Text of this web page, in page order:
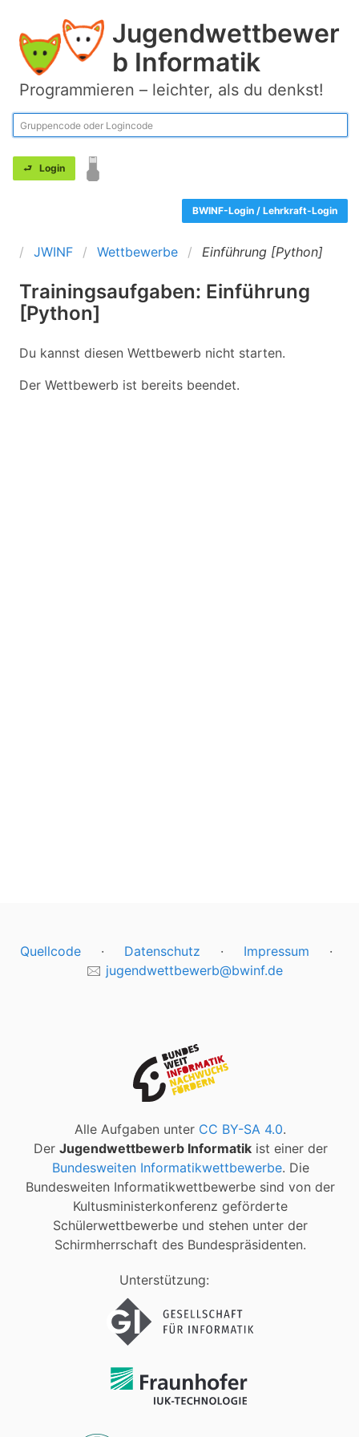
Jugendwettbewer
b Informatik
Programmieren – leichter, als du denkst!
BWINF-Login / Lehrkraft-Login
JWINF Wettbewerbe Einführung [Python]
Trainingsaufgaben: Einführung
[Python]
Du kannst diesen Wettbewerb nicht starten.
Der Wettbewerb ist bereits beendet.
Quellcode · Datenschutz · Impressum ·
🖂 jugendwettbewerb@bwinf.de
Alle Aufgaben unter CC BY-SA 4.0.
Der Jugendwettbewerb Informatikist einer der
Bundesweiten Informatikwettbewerbe. Die
Bundesweiten Informatikwettbewerbe sind von der
Kultusministerkonferenz geförderte
Schülerwettbewerbe und stehen unter der
Schirmherrschaft des Bundespräsidenten.
Unterstützung: